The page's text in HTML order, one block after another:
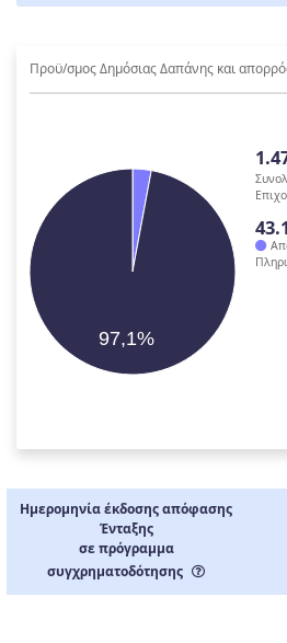
Προϋ/σμος Δημόσιας Δαπάνης και
97,1%
Ημερομηνία έκδοσης απόφασης
Ένταξης
σε πρόγραμμα
συγχρηματοδότησης